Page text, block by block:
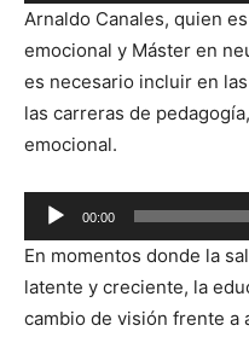
audio
Arnaldo Canales, quien
emocional y Máster en
es necesario incluir en
las carreras de
emocional.
Reproductor
de
audio
00:00
En momentos donde la
latente y creciente, la
cambio de visión frente a